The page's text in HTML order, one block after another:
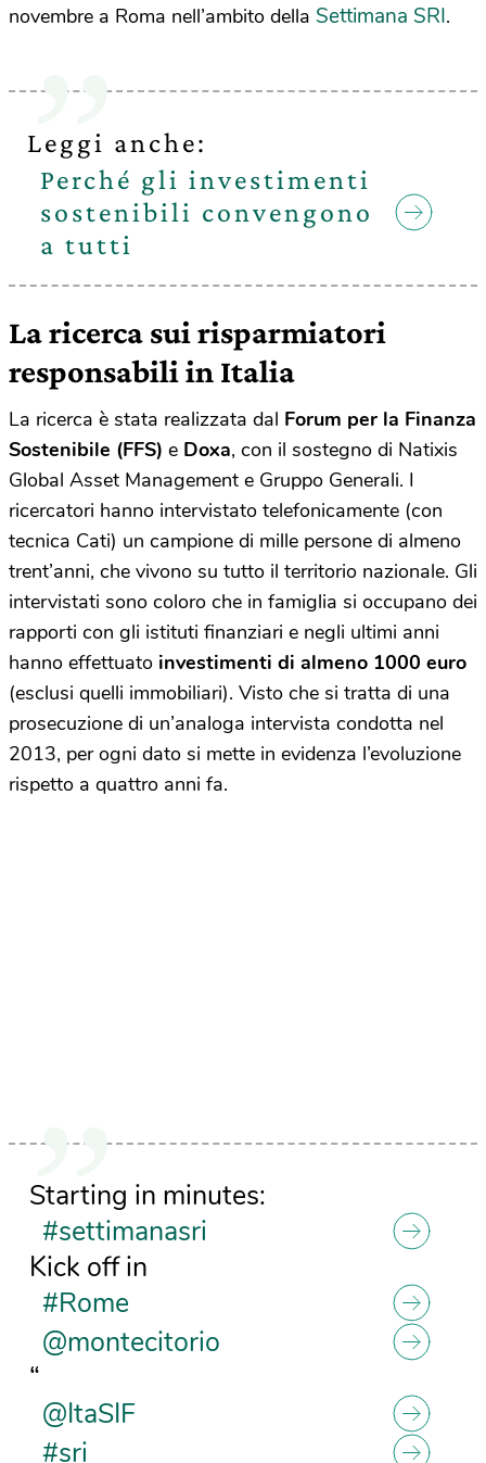
novembre a Roma nell’ambito della Settimana SRI.
Leggi anche:
Perché gli investimenti
sostenibili convengono
a tutti
La ricerca sui risparmiatori
responsabili in Italia
La ricerca è stata realizzata dal Forum per la Finanza
Sostenibile (FFS) e Doxa, con il sostegno di Natixis
Global Asset Management e Gruppo Generali. I
ricercatori hanno intervistato telefonicamente (con
tecnica Cati) un campione di mille persone di almeno
trent’anni, che vivono su tutto il territorio nazionale. Gli
intervistati sono coloro che in famiglia si occupano dei
rapporti con gli istituti finanziari e negli ultimi anni
hanno effettuato investimenti di almeno 1000 euro
(esclusi quelli immobiliari). Visto che si tratta di una
prosecuzione di un’analoga intervista condotta nel
2013, per ogni dato si mette in evidenza l’evoluzione
rispetto a quattro anni fa.
Starting in minutes:
#settimanasri
Kick off in
#Rome
@montecitorio
“
@ItaSIF
#sri